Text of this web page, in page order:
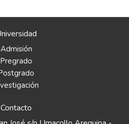
Admisión
Pregrado
Contacto